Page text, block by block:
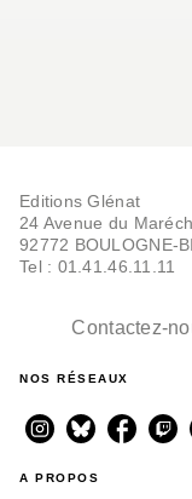
Editions Glénat
24 Avenue du
92772 BOULOGNE-
Tel : 01.41.46.11.11
Contactez-
NOS RÉSEAUX
A PROPOS